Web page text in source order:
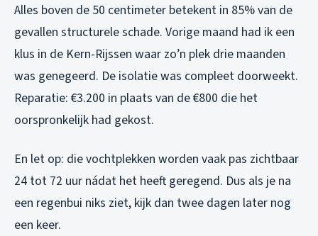
Alles boven de 50 centimeter betekent in 85% van de
gevallen structurele schade. Vorige maand had ik een
klus in de Kern-Rijssen waar zo’n plek drie maanden
was genegeerd. De isolatie was compleet doorweekt.
Reparatie: €3.200 in plaats van de €800 die het
oorspronkelijk had gekost.
En let op: die vochtplekken worden vaak pas zichtbaar
24 tot 72 uur nádat het heeft geregend. Dus als je na
een regenbui niks ziet, kijk dan twee dagen later nog
een keer.